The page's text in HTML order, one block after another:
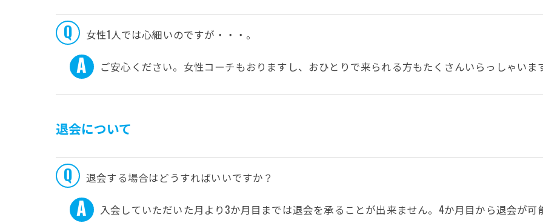
女性1人では心細いのですが・・・。
ご安心ください。女性コーチもおりますし、おひとりで来られる方もたくさんいらっしゃいま
退会について
退会する場合はどうすればいいですか？
入会していただいた月より3か月目までは退会を承ることが出来ません。4か月目から退会が可